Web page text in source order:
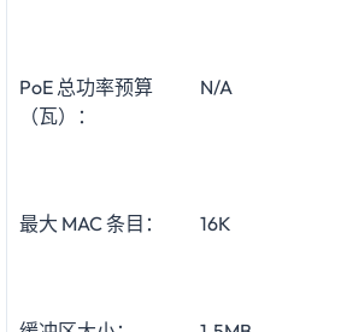
PoE 总功率预算
（瓦）：
N/A
最大 MAC 条目： 16K